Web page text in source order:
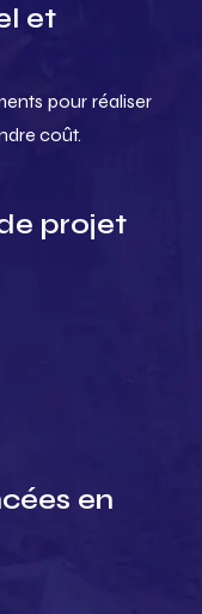
et
pour réaliser
coût.
projet
en